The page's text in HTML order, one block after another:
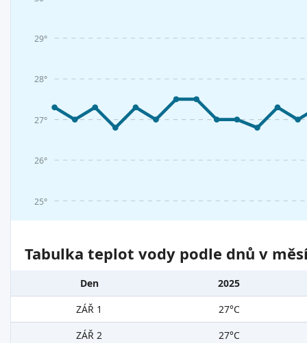
25°
26°
27°
28°
29°
Tabulka teplot vody podle dnů v
Den
2025
ZÁŘ 1
27°C
ZÁŘ 2
27°C